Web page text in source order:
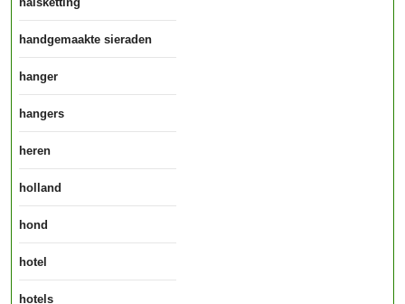
handgemaakte sieraden
hanger
hangers
heren
holland
hond
hotel
hotels